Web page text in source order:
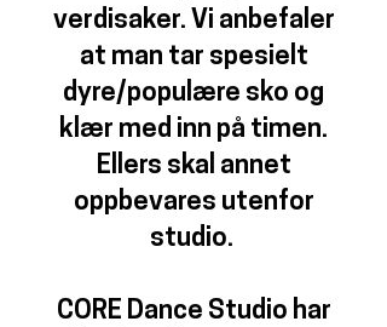
verdisaker. Vi anbefaler
at man tar spesielt
dyre/populære sko og
klær med inn på timen.
Ellers skal annet
oppbevares utenfor
studio.
CORE Dance Studio har